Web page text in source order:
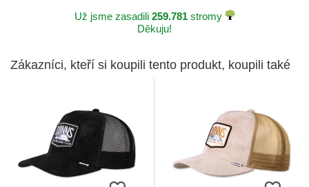
Už jsme zasadili 259.781stromy
Děkuju!
Zákazníci, kteří si koupili tento produkt, koupili také